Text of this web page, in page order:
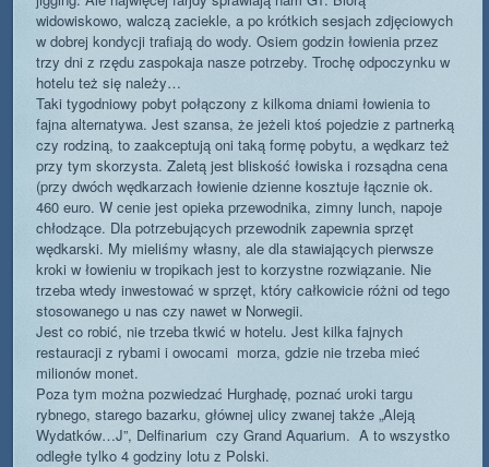
widowiskowo, walczą zaciekle, a po krótkich sesjach zdjęciowych
w dobrej kondycji trafiają do wody. Osiem godzin łowienia przez
trzy dni z rzędu zaspokaja nasze potrzeby. Trochę odpoczynku w
hotelu też się należy…
Taki tygodniowy pobyt połączony z kilkoma dniami łowienia to
fajna alternatywa. Jest szansa, że jeżeli ktoś pojedzie z partnerką
czy rodziną, to zaakceptują oni taką formę pobytu, a wędkarz też
przy tym skorzysta. Zaletą jest bliskość łowiska i rozsądna cena
(przy dwóch wędkarzach łowienie dzienne kosztuje łącznie ok.
460 euro. W cenie jest opieka przewodnika, zimny lunch, napoje
chłodzące. Dla potrzebujących przewodnik zapewnia sprzęt
wędkarski. My mieliśmy własny, ale dla stawiających pierwsze
kroki w łowieniu w tropikach jest to korzystne rozwiązanie. Nie
trzeba wtedy inwestować w sprzęt, który całkowicie różni od tego
stosowanego u nas czy nawet w Norwegii.
Jest co robić, nie trzeba tkwić w hotelu. Jest kilka fajnych
restauracji z rybami i owocami morza, gdzie nie trzeba mieć
milionów monet.
Poza tym można pozwiedzać Hurghadę, poznać uroki targu
rybnego, starego bazarku, głównej ulicy zwanej także „Aleją
Wydatków…J”, Delfinarium czy Grand Aquarium. A to wszystko
odległe tylko 4 godziny lotu z Polski.